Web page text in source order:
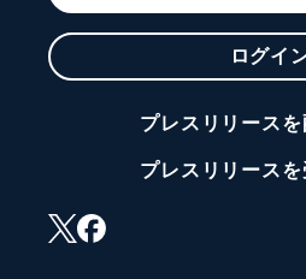
ログイ
プレスリリースを
プレスリリースを